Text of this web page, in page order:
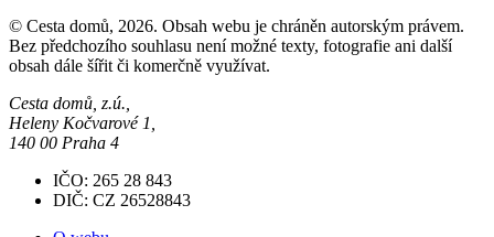
© Cesta domů, 2026. Obsah webu je chráněn autorským právem.
Bez předchozího souhlasu není možné texty, fotografie ani další
obsah dále šířit či komerčně využívat.
Cesta domů, z.ú.,
Heleny Kočvarové 1,
140 00 Praha 4
IČO: 265 28 843
DIČ: CZ 26528843